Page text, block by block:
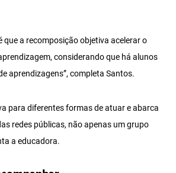
que a recomposição objetiva acelerar o
considerando que há alunos
aprendizagens”, completa Santos.
para diferentes formas de atuar e abarca
redes públicas, não apenas um grupo
a educadora.